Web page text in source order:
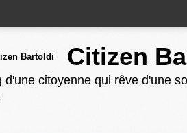
Citizen
d'une citoyenne qui rêve d'une